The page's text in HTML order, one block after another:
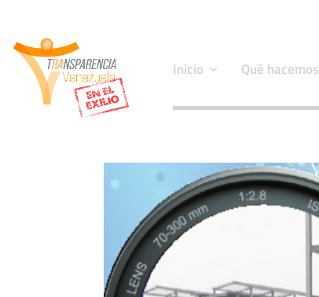
Inicio Qué hacemos